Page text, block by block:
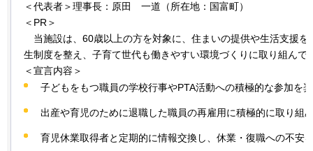
＜代表者＞理事長：原田 一道 （所在地：国富町）
＜PR＞
当施設は、60歳以上の方を対象に、住まいの提供や生活支援
生制度を整え、子育て世代も働きやすい環境づくりに取り組んで
＜宣言内容＞
子どもをもつ職員の学校行事やPTA活動への積極的な参加を
出産や育児のために退職した職員の再雇用に積極的に取り組
育児休業取得者と定期的に情報交換し、休業・復職への不安